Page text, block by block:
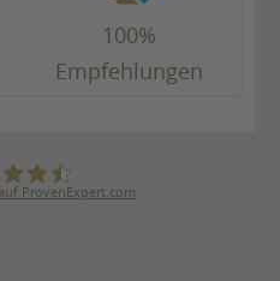
100%
Empfehlungen
ProvenExpert.com